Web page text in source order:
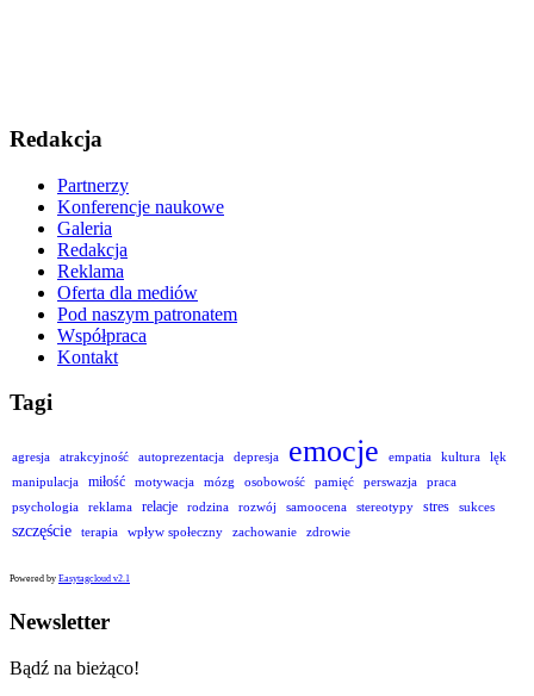
Redakcja
Partnerzy
Konferencje naukowe
Galeria
Redakcja
Reklama
Oferta dla mediów
Pod naszym patronatem
Współpraca
Kontakt
Tagi
agresja atrakcyjność autoprezentacja depresja emocje empatia kultura
lęk
manipulacja
miłość motywacja mózg osobowość pamięć perswazja
praca
psychologia
reklama relacje rodzina rozwój samoocena stereotypy stres sukces
szczęście terapia wpływ społeczny zachowanie zdrowie
Powered by Easytagcloud v2.1
Newsletter
Bądź na bieżąco!